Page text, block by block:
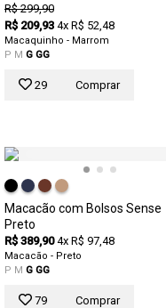
R$ 299,90
R$ 209,93 4x R$ 52,48
Macaquinho - Marrom
P M G GG
29 Comprar
Macacão com Bolsos Sense
Preto
R$ 389,90 4x R$ 97,48
Macacão - Preto
P M G GG
79 Comprar